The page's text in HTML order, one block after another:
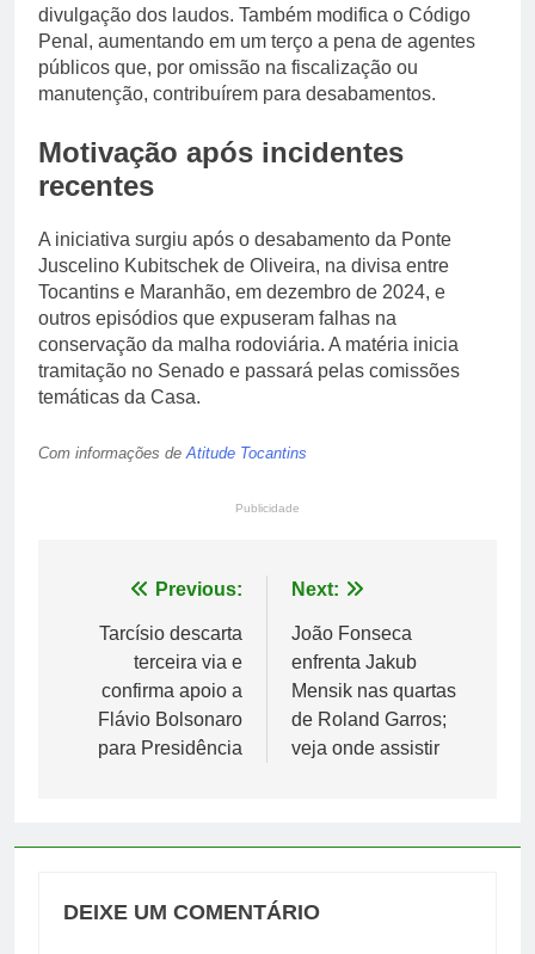
divulgação dos laudos. Também modifica o Código
Penal, aumentando em um terço a pena de agentes
públicos que, por omissão na fiscalização ou
manutenção, contribuírem para desabamentos.
Motivação após incidentes
recentes
A iniciativa surgiu após o desabamento da Ponte
Juscelino Kubitschek de Oliveira, na divisa entre
Tocantins e Maranhão, em dezembro de 2024, e
outros episódios que expuseram falhas na
conservação da malha rodoviária. A matéria inicia
tramitação no Senado e passará pelas comissões
temáticas da Casa.
Com informações de Atitude Tocantins
Publicidade
Navegação
Post
Previous:
Tarcísio descarta
terceira via e
confirma apoio a
Flávio Bolsonaro
para Presidência
Next:
João Fonseca
enfrenta Jakub
Mensik nas quartas
de Roland Garros;
veja onde assistir
DEIXE UM COMENTÁRIO